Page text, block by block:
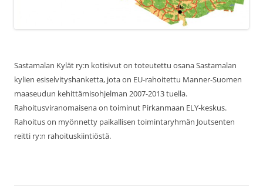
Sastamalan Kylät ry:n kotisivut on toteutettu osana Sastamalan
kylien esiselvityshanketta, jota on EU-rahoitettu Manner-Suomen
maaseudun kehittämisohjelman 2007-2013 tuella.
Rahoitusviranomaisena on toiminut Pirkanmaan ELY-keskus.
Rahoitus on myönnetty paikallisen toimintaryhmän Joutsenten
reitti ry:n rahoituskiintiöstä.